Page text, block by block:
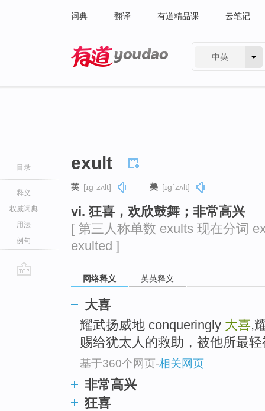
词典 翻译 有道精品课 云笔记
中英
目录
释义
权威词典
用法
例句
exult
英 [ɪɡˈzʌlt] 美 [ɪɡˈzʌlt]
vi. 狂喜，欢欣鼓舞；非常高兴
[ 第三人称单数 exults 现在分词
exulted ]
网络释义 英英释义
大喜
耀武扬威地 conqueringly 大喜,
赐给犹太人的救助，被他所最
基于360个网页-相关网页
非常高兴
狂喜